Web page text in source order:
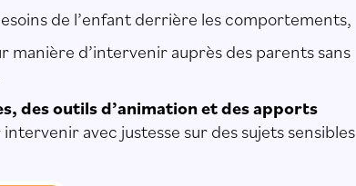
de l’enfant derrière les comportements,
d’intervenir auprès des parents sans
des outils d’animation et des apports
avec justesse sur des sujets sensibles